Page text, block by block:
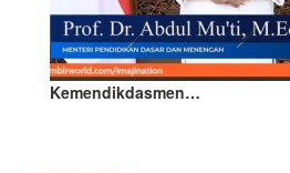
Kemendikdasmen…